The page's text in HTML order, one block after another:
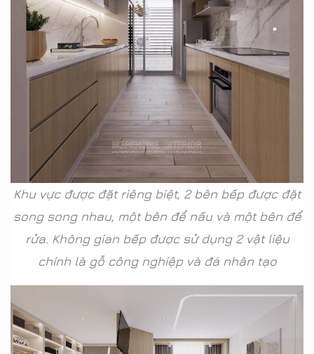
Khu vực được đặt riêng biệt, 2 bên bếp được đặt
song song nhau, một bên để nấu và một bên để
rửa. Không gian bếp được sử dụng 2 vật liệu
chính là gỗ công nghiệp và đá nhân tạo